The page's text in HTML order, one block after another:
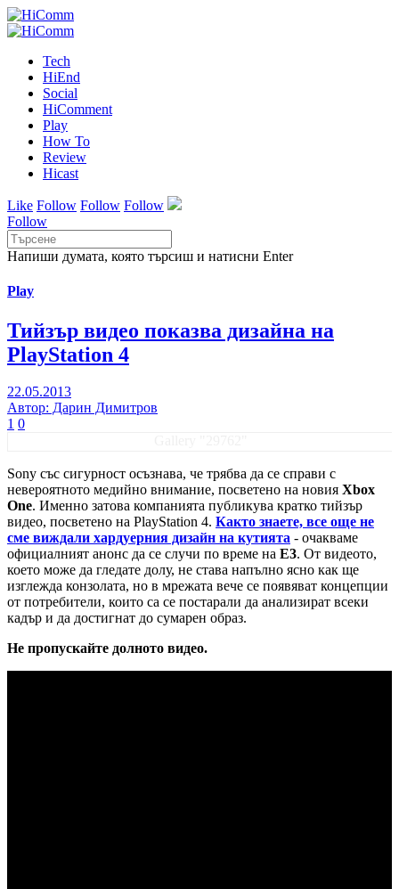
Tech
HiEnd
Social
HiComment
Play
How To
Review
Hicast
Like Follow Follow Follow
Follow
Напиши думата, която търсиш и натисни Enter
Play
Тийзър видео показва дизайна на
PlayStation 4
22.05.2013
Автор: Дарин Димитров
1 0
Sony със сигурност осъзнава, че трябва да се справи с
невероятното медийно внимание, посветено на новия Xbox
One. Именно затова компанията публикува кратко тийзър
видео, посветено на PlayStation 4. Както знаете, все още не
сме виждали хардуерния дизайн на кутията - очакваме
официалният анонс да се случи по време на E3. От видеото,
което може да гледате долу, не става напълно ясно как ще
изглежда конзолата, но в мрежата вече се появяват концепции
от потребители, които са се постарали да анализират всеки
кадър и да достигнат до сумарен образ.
Не пропускайте долното видео.